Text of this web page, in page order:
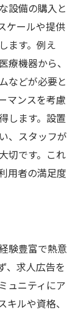
設備の購入と
ケールや提供
ます。例え
療機器から、
などが必要と
マンスを考慮
します。設置
、スタッフが
切です。これ
用者の満足度
験豊富で熱意
、求人広告を
ュニティにア
ルや資格、